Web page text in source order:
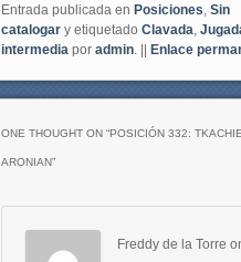
Entrada publicada en Posiciones Sin
catalogary etiquetado Clavada
intermedia por admin. || Enlace
ONE THOUGHT ON “POSICIÓN 332:
ARONIAN”
Freddy de la Torre